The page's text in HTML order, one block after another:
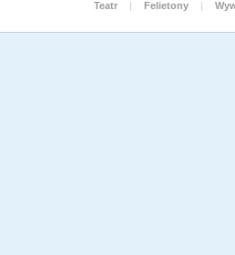
Teatr
| Felietony |